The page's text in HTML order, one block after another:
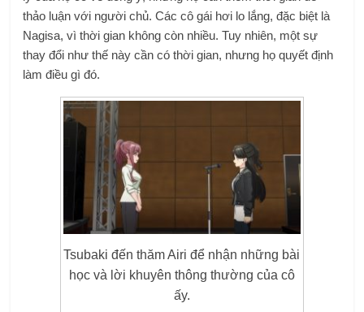
thảo luận với người chủ. Các cô gái hơi lo lắng, đặc biệt là
Nagisa, vì thời gian không còn nhiều. Tuy nhiên, một sự
thay đổi như thế này cần có thời gian, nhưng họ quyết định
làm điều gì đó.
Tsubaki đến thăm Airi để nhận những bài
học và lời khuyên thông thường của cô
ấy.